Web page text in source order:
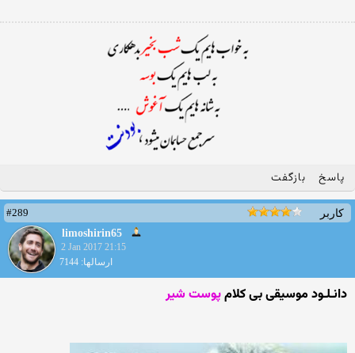
پاسخ بازگفت
کاربر
#289
limoshirin65
2 Jan 2017 21:15
ارسالها: 7144
دانـلـود موسیقی بی کلامپوست شیر